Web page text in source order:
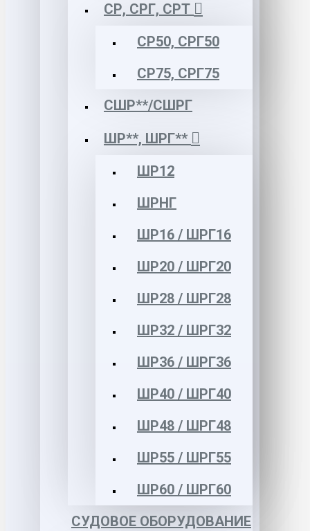
СР, СРГ, СРТ
СР50, СРГ50
СР75, СРГ75
СШР**/СШРГ
ШР**, ШРГ**
ШР12
ШРНГ
ШР16 / ШРГ16
ШР20 / ШРГ20
ШР28 / ШРГ28
ШР32 / ШРГ32
ШР36 / ШРГ36
ШР40 / ШРГ40
ШР48 / ШРГ48
ШР55 / ШРГ55
ШР60 / ШРГ60
СУДОВОЕ ОБОРУДОВАНИЕ